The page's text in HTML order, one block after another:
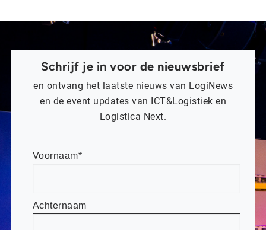
Schrijf je in voor de nieuwsbrief
en ontvang het laatste nieuws van LogiNews
en de event updates van ICT&Logistiek en
Logistica Next.
Voornaam*
Achternaam